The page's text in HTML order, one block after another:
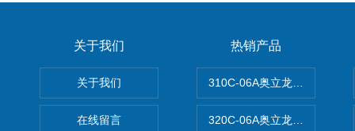
关于我们
关于我们
在线留言
热销产品
310C-06A奥立龙实验室台式
320C-06A奥立龙实验室便携